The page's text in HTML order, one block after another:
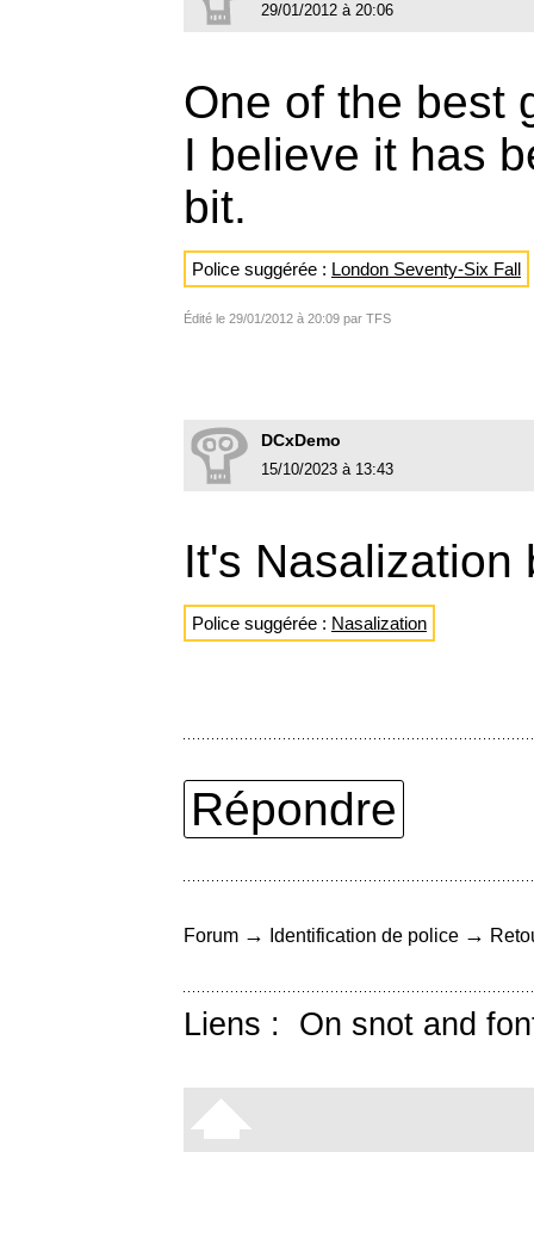
29/01/2012 à 20:06
One of the best
I believe it has
bit.
Police suggérée : London Seventy-Six Fall
Édité le 29/01/2012 à 20:09 par TFS
DCxDemo
15/10/2023 à 13:43
It's Nasalization
Police suggérée : Nasalization
Répondre
Forum → Identification de police →
Liens : On snot and